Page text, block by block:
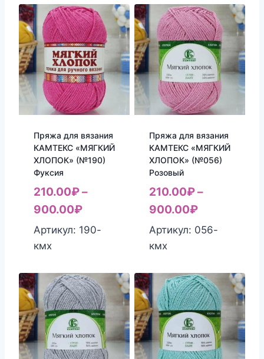
Пряжа для вязания
КАМТЕКС «МЯГКИЙ
ХЛОПОК» (№190)
Фуксия
210.00₽–
900.00₽
Артикул: 190-
кмх
Пряжа для вязания
КАМТЕКС «МЯГКИЙ
ХЛОПОК» (№056)
Розовый
210.00₽–
900.00₽
Артикул: 056-
кмх